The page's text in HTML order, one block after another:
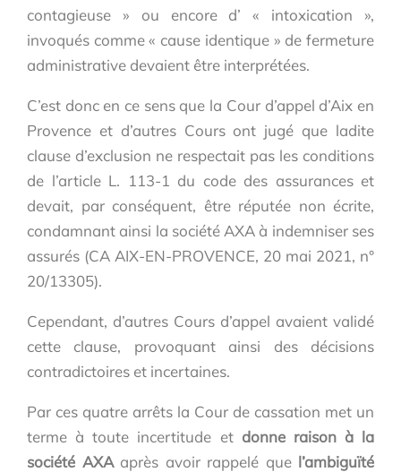
contagieuse » ou encore d’ « intoxication »,
invoqués comme « cause identique » de fermeture
administrative devaient être interprétées.
C’est donc en ce sens que la Cour d’appel d’Aix en
Provence et d’autres Cours ont jugé que ladite
clause d’exclusion ne respectait pas les conditions
de l’article L. 113-1 du code des assurances et
devait, par conséquent, être réputée non écrite,
condamnant ainsi la société AXA à indemniser ses
assurés (CA AIX-EN-PROVENCE, 20 mai 2021, n°
20/13305).
Cependant, d’autres Cours d’appel avaient validé
cette clause, provoquant ainsi des décisions
contradictoires et incertaines.
Par ces quatre arrêts la Cour de cassation met un
terme à toute incertitude et donne raison à la
société AXAaprès avoir rappelé que l’ambiguïté